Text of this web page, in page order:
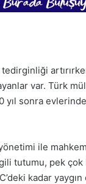
tedirginliği
var. Türk
sonra
ile
tutumu, pek çok
kadar yaygın